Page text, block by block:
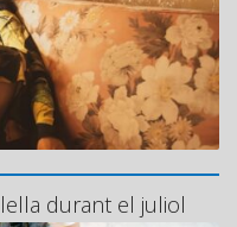
durant el juliol